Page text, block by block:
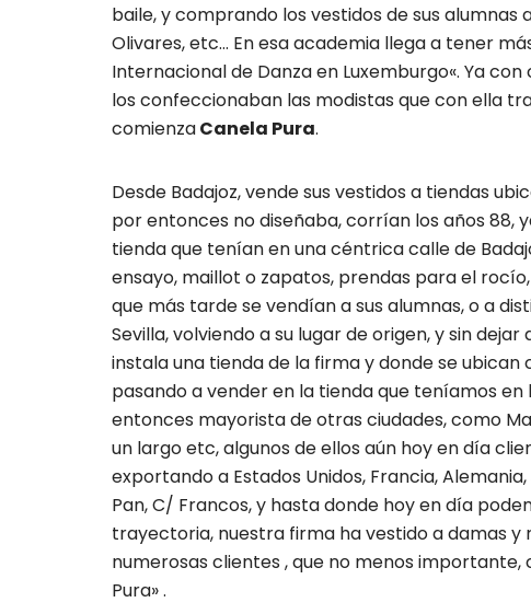
baile, y comprando los vestidos de sus alumnas
Olivares, etc… En esa academia llega a tener
Internacional de Danza en Luxemburgo«. Ya
los confeccionaban las modistas que con ella
comienzaCanela Pura.
Desde Badajoz, vende sus vestidos a tiendas
por entonces no diseñaba, corrían los años 88,
tienda que tenían en una céntrica calle de
ensayo, maillot o zapatos, prendas para el
que más tarde se vendían a sus alumnas, o a
Sevilla, volviendo a su lugar de origen, y sin
instala una tienda de la firma y donde se ubican
pasando a vender en la tienda que teníamos
entonces mayorista de otras ciudades, como
un largo etc, algunos de ellos aún hoy en día
exportando a Estados Unidos, Francia,
Pan, C/ Francos, y hasta donde hoy en día
trayectoria, nuestra firma ha vestido a damas
numerosas clientes , que no menos
Pura» .